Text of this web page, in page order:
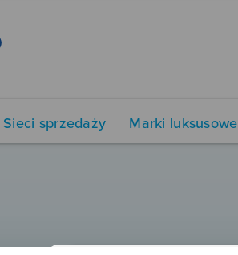
Sieci sprzedaży Marki luksusowe